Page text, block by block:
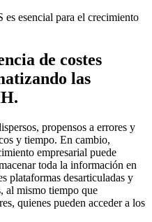
de costes
las
propensos a errores y
y tiempo. En cambio,
empresarial puede
toda la información en
plataformas desarticuladas y
al mismo tiempo que
quienes pueden acceder a los